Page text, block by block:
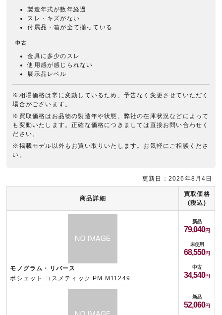
製造年式が数年経過
スレ・キズがない
付属品・箱が全て揃っている
中古
金具に多少のスレ
使用感が感じられない
展示品レベル
※相場価格は常に変動しているため、予告なく変更させていただく
場合がございます。
※買取価格はお品物の製造年や状態、弊社の在庫状況などによって
も変動いたします。正確な価格につきましては直接お問い合わせく
ださい。
※掲載モデル以外もお買い取りいたします。お気軽にご相談くださ
い。
商品詳細
買取価格
(税込)
モノグラム・リバース
ポシェット コスメティック PM M11249
新品
79,040
未使用
68,550
中古
34,540
新品
52,060
更新日：2026年8月4日